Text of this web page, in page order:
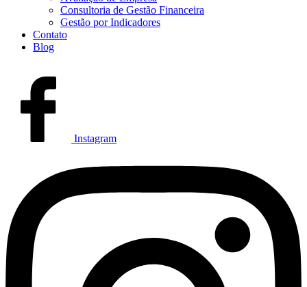
Consultoria de Gestão Financeira
Gestão por Indicadores
Contato
Blog
Instagram